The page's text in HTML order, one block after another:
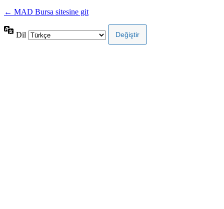
← MAD Bursa sitesine git
Dil